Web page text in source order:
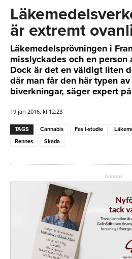
är extremt
Läkemedelsprövningen i
misslyckades och en person
Dock är det en väldigt liten
där man får den här typen
biverkningar, säger expert
19 jan 2016, kl 12:23
TAGS Cannabis Fas i-studie
Rennes
Skada
Annons